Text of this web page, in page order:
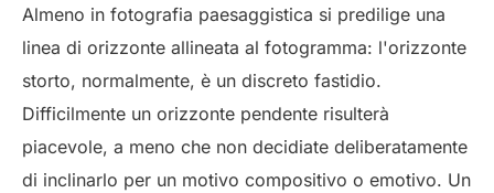
Almeno in fotografia paesaggistica si predilige una
linea di orizzonte allineata al fotogramma: l'orizzonte
storto, normalmente, è un discreto fastidio.
Difficilmente un orizzonte pendente risulterà
piacevole, a meno che non decidiate deliberatamente
di inclinarlo per un motivo compositivo o emotivo. Un